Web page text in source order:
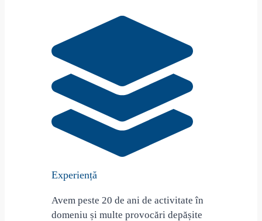
Experiență
Avem peste 20 de ani de activitate în
domeniu și multe provocări depășite